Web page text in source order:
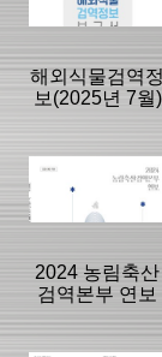
해외식물검역
보(2025년 7월)
분류명 : 국내외
동향정보
2024 농림축산
검역본부 연보